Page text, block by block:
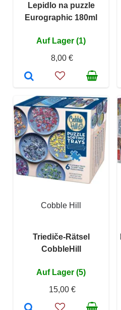
Lepidlo na puzzle
Eurographic 180ml
Auf Lager (1)
8,00 €
Cobble Hill
Triediče-Rätsel
CobbleHill
Auf Lager (5)
15,00 €